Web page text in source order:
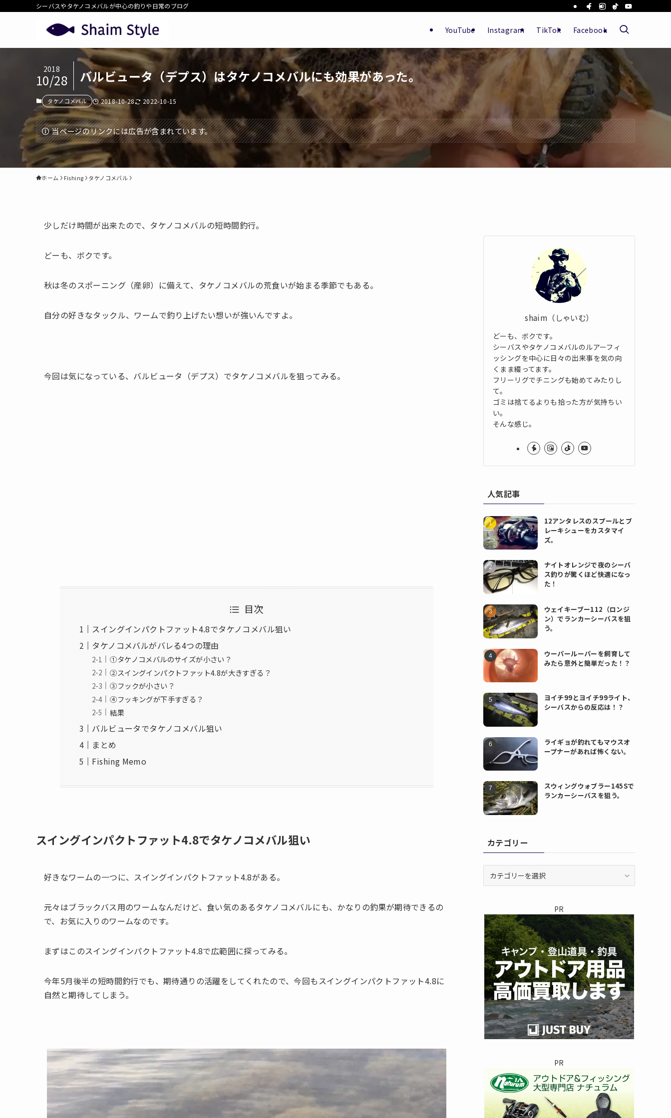
シーバスやタケノコメバルが中心の釣りや日常のブログ
YouTube Instagram TikTok Facebook
バルビュータ（デプス）はタケノコメバルにも効果があった。
2018
10/28
タケノコメバル 2018-10-28 2022-10-15
当ページのリンクには広告が含まれています。
ホーム Fishing タケノコメバル
少しだけ時間が出来たので、タケノコメバルの短時間釣行。
どーも、ボクです。
秋は冬のスポーニング（産卵）に備えて、タケノコメバルの荒食いが始まる季節でもある。
自分の好きなタックル、ワームで釣り上げたい想いが強いんですよ。
今回は気になっている、バルビュータ（デプス）でタケノコメバルを狙ってみる。
目次
スイングインパクトファット4.8でタケノコメバル狙い
タケノコメバルがバレる4つの理由
①タケノコメバルのサイズが小さい？
②スイングインパクトファット4.8が大きすぎる？
③フックが小さい？
④フッキングが下手すぎる？
結果
バルビュータでタケノコメバル狙い
まとめ
Fishing Memo
スイングインパクトファット4.8でタケノコメバル狙い
好きなワームの一つに、スイングインパクトファット4.8がある。
元々はブラックバス用のワームなんだけど、食い気のあるタケノコメバルにも、かなりの釣果が期待できるの
で、お気に入りのワームなのです。
まずはこのスイングインパクトファット4.8で広範囲に探ってみる。
今年5月後半の短時間釣行でも、期待通りの活躍をしてくれたので、今回もスイングインパクトファット4.8に
自然と期待してしまう。
shaim（しゃいむ）
どーも、ボクです。
シーバスやタケノコメバルのルアーフィ
ッシングを中心に日々の出来事を気の向
くまま綴ってます。
フリーリグでチニングも始めてみたりし
て。
ゴミは捨てるよりも拾った方が気持ちい
い。
そんな感じ。
人気記事
12アンタレスのスプールとブ
レーキシューをカスタマイ
ズ。
ナイトオレンジで夜のシーバ
ス釣りが驚くほど快適になっ
た！
ウェイキーブー112（ロンジ
ン）でランカーシーバスを狙
う。
ウーパールーパーを飼育して
みたら意外と簡単だった！？
ヨイチ99とヨイチ99ライト、
シーバスからの反応は！？
ライギョが釣れてもマウスオ
ープナーがあれば怖くない。
スウィングウォブラー145Sで
ランカーシーバスを狙う。
カテゴリー
ー
PR
PR